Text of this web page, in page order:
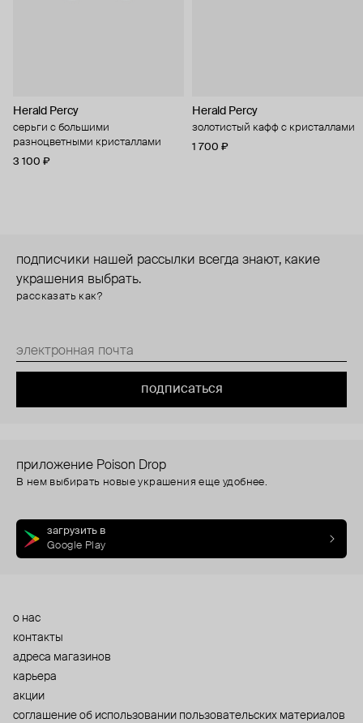
Herald Percy
серьги с большими
разноцветными кристаллами
3 100 ₽
Herald Percy
золотистый кафф с кристаллами
1 700 ₽
подписчики нашей рассылки всегда знают, какие
украшения выбрать.
рассказать как?
подписаться
приложение Poison Drop
В нем выбирать новые украшения еще удобнее.
загрузить в
Google Play
о нас
контакты
адреса магазинов
карьера
акции
cоглашение об использовании пользовательских материалов